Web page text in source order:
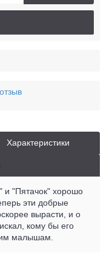
Характеристики
и "Пятачок" хорошо
эти добрые
вырасти, и о
кому бы его
малышам.